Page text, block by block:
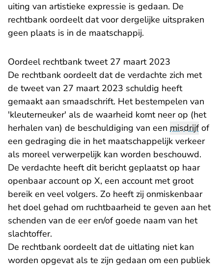
uiting van artistieke expressie is gedaan. De
rechtbank oordeelt dat voor dergelijke uitspraken
geen plaats is in de maatschappij.
Oordeel rechtbank tweet 27 maart 2023
De rechtbank oordeelt dat de verdachte zich met
de tweet van 27 maart 2023 schuldig heeft
gemaakt aan smaadschrift. Het bestempelen van
'kleuterneuker' als de waarheid komt neer op (het
herhalen van) de beschuldiging van een misdrijfof
een gedraging die in het maatschappelijk verkeer
als moreel verwerpelijk kan worden beschouwd.
De verdachte heeft dit bericht geplaatst op haar
openbaar account op X, een account met groot
bereik en veel volgers. Zo heeft zij onmiskenbaar
het doel gehad om ruchtbaarheid te geven aan het
schenden van de eer en/of goede naam van het
slachtoffer.
De rechtbank oordeelt dat de uitlating niet kan
worden opgevat als te zijn gedaan om een publiek